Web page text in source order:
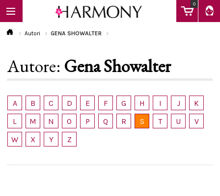
0
EBOOK
LIBRI
Calendario
Autori GENA SHOWALTER
Autore: Gena Showalter
A B C D E F G H I J
K
L
M N O P Q R S T U
V
W
X Y Z